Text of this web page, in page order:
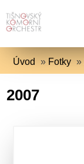
Úvod » Fotky »
2007